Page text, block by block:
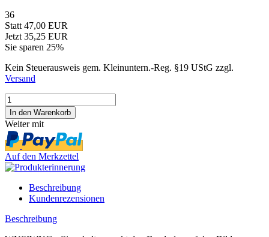
36
Statt 47,00 EUR
Jetzt 35,25 EUR
Sie sparen 25%
Kein Steuerausweis gem. Kleinuntern.-Reg. §19 UStG zzgl.
Versand
Weiter mit
Auf den Merkzettel
Beschreibung
Kundenrezensionen
Beschreibung